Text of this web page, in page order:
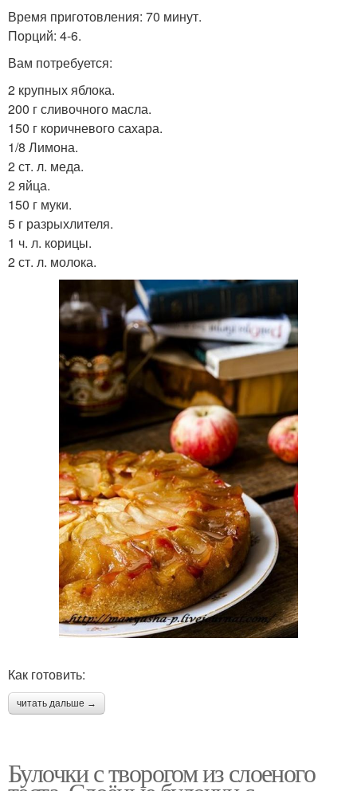
Время приготовления: 70 минут.
Порций: 4-6.
Вам потребуется:
2 крупных яблока.
200 г сливочного масла.
150 г коричневого сахара.
1/8 Лимона.
2 ст. л. меда.
2 яйца.
150 г муки.
5 г разрыхлителя.
1 ч. л. корицы.
2 ст. л. молока.
Как готовить:
читать дальше →
Булочки с творогом из слоеного